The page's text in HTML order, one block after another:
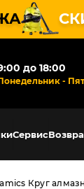
до 18:00
-
Сервис
Круг